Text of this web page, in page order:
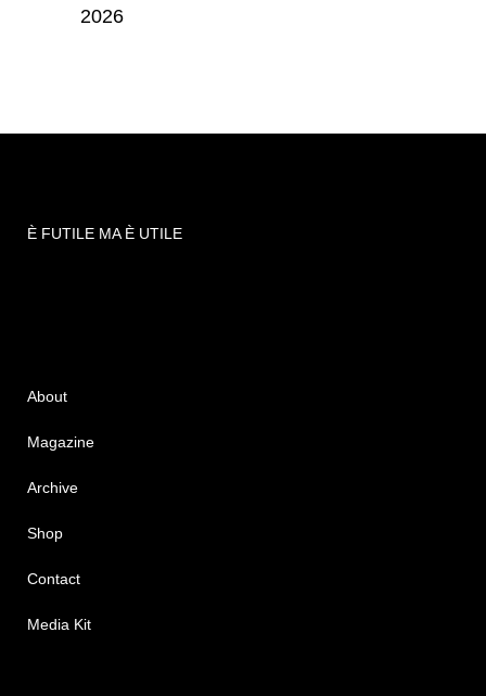
2026
È FUTILE MA È UTILE
About
Magazine
Archive
Shop
Contact
Media Kit